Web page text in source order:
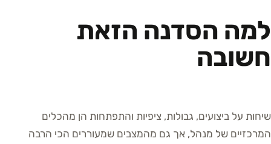
למה הסדנה הזאת
חשובה
שיחות על ביצועים, גבולות, ציפיות והתפתחות הן מהכלים
המרכזיים של מנהל, אך גם מהמצבים שמעוררים הכי הרבה